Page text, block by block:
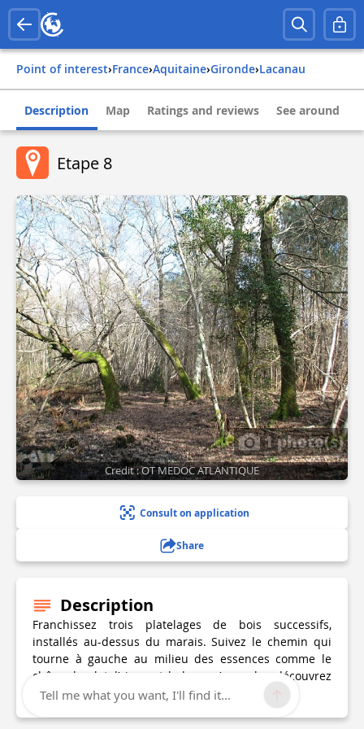
Point of interest› france› aquitaine› gironde› lacanau
Description Map Ratings and reviews See around
Etape 8
1 photo(s)
Credit : OT MEDOC ATLANTIQUE
Consult on application
Share
Description
Franchissez trois platelages de bois successifs,
installés au-dessus du marais. Suivez le chemin qui
tourne à gauche au milieu des essences comme le
chêne, boulot, l’ajonc et le houx. A gauche, découvrez
des iris des marais.
Tell me what you want, I'll find it...